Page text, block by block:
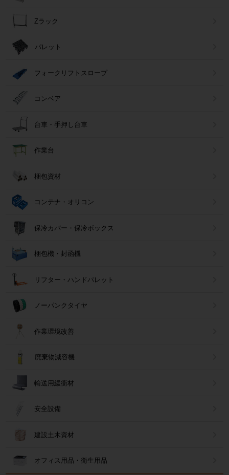
Zラック
パレット
フォークリフトスロープ
コンベア
台車・手押し台車
作業台
梱包資材
コンテナ・オリコン
保冷カバー・保冷ボックス
梱包機・封函機
リフター・ハンドパレット
ノーパンクタイヤ
作業環境改善
廃棄物減容機
輸送用緩衝材
安全設備
建設土木資材
オフィス用品・衛生用品